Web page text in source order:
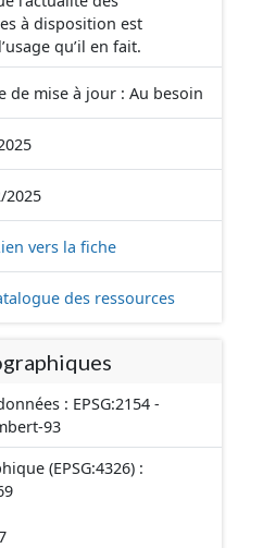
à disposition est
qu’il en fait.
de mise à jour : Au besoin
2025
vers la fiche
: EPSG:2154 -
93
(EPSG:4326) :